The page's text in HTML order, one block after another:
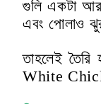
গুলি একটা
এবং পোলাও
তাহলেই
White